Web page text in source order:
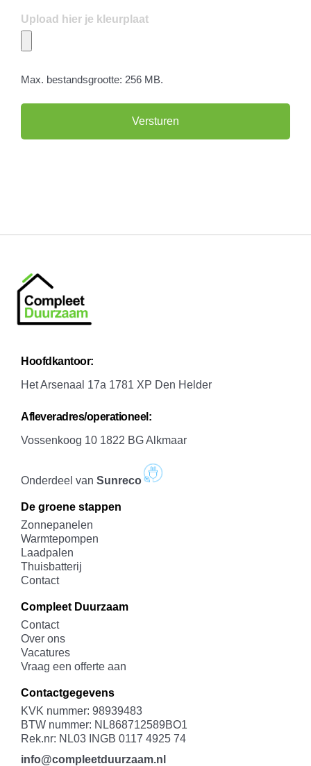
Upload hier je kleurplaat
Max. bestandsgrootte: 256 MB.
Hoofdkantoor:
Het Arsenaal 17a 1781 XP Den Helder
Afleveradres/operationeel:
Vossenkoog 10 1822 BG Alkmaar
Onderdeel van Sunreco
De groene stappen
Zonnepanelen
Warmtepompen
Laadpalen
Thuisbatterij
Contact
Compleet Duurzaam
Contact
Over ons
Vacatures
Vraag een offerte aan
Contactgegevens
KVK nummer: 98939483
BTW nummer: NL868712589BO1
Rek.nr: NL03 INGB 0117 4925 74
info@compleetduurzaam.nl